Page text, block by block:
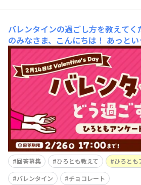
バレンタインの過ごし方を教えてく
のみなさま、こんにちは！ あっと
ってしまいましたね⛄️❄️この時期に
インムードに包まれて、見ているだ
気持ちになります🍫チョコレートの
ついつい自分用にも美味しそうな一
なる季節です❣️
回答募集 ひろとも教えて
ひろとも
バレンタイン
チョコレート